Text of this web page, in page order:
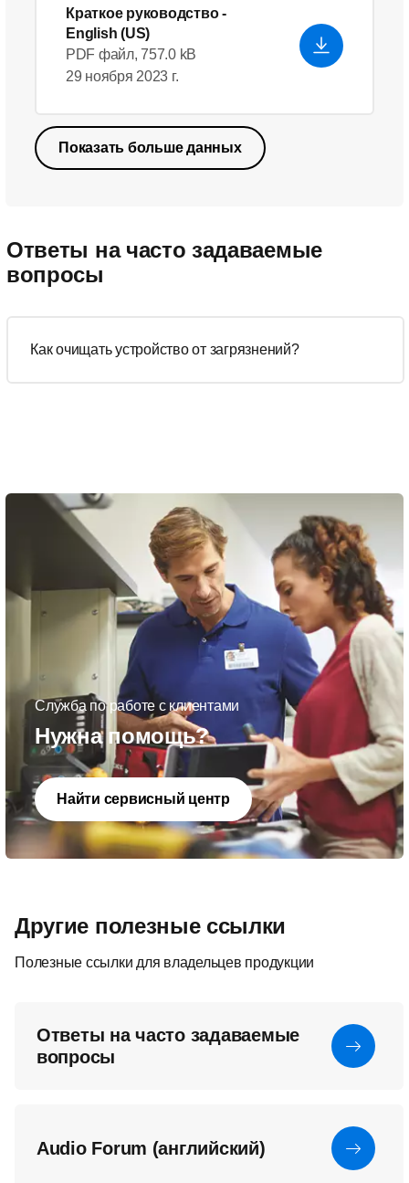
Краткое руководство-
English (US)
PDF файл, 757.0 kB
29 ноября 2023 г.
Показать больше данных
Ответы на часто задаваемые
вопросы
Как очищать устройство от загрязнений?
Служба по работе с клиентами
Нужна помощь?
Найти сервисный центр
Другие полезные ссылки
Полезные ссылки для владельцев продукции
Ответы на часто задаваемые
вопросы
Audio Forum (английский)